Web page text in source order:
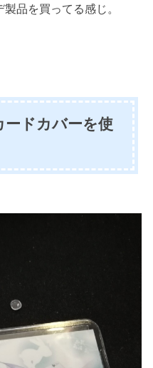
品を買ってる感じ。
ドカバーを使